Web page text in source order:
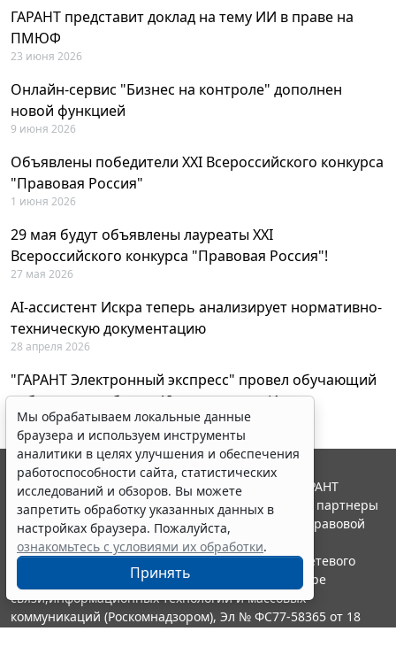
ГАРАНТ представит доклад на тему ИИ в праве на
ПМЮФ
23 июня 2026
Онлайн-сервис "Бизнес на контроле" дополнен
новой функцией
9 июня 2026
Объявлены победители XXI Всероссийского конкурса
"Правовая Россия"
1 июня 2026
29 мая будут объявлены лауреаты XXI
Всероссийского конкурса "Правовая Россия"!
27 мая 2026
AI-ассистент Искра теперь анализирует нормативно-
техническую документацию
28 апреля 2026
"ГАРАНТ Электронный экспресс" провел обучающий
вебинар по работе с AI-ассистентом Искра
23 апреля 2026
Мы обрабатываем локальные данные
браузера и используем инструменты
аналитики в целях улучшения и обеспечения
работоспособности сайта, статистических
исследований и обзоров. Вы можете
запретить обработку указанных данных в
настройках браузера. Пожалуйста,
ознакомьтесь с условиями их обработки.
Принять
© ООО "НПП "ГАРАНТ-СЕРВИС", 2026. Система ГАРАНТ
выпускается с 1990 года. Компания "Гарант" и ее партнеры
являются участниками Российской ассоциации правовой
информации ГАРАНТ.
Портал ГАРАНТ.РУ зарегистрирован в качестве сетевого
издания Федеральной службой по надзору в сфере
связи,информационных технологий и массовых
коммуникаций (Роскомнадзором), Эл № ФС77-58365 от 18